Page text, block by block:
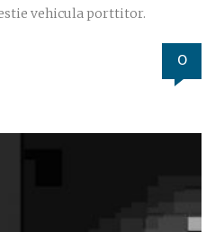
vehicula porttitor.
0